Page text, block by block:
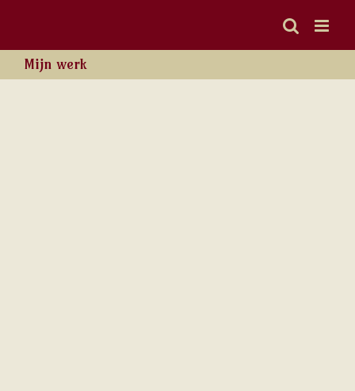
inhoudMijn werk